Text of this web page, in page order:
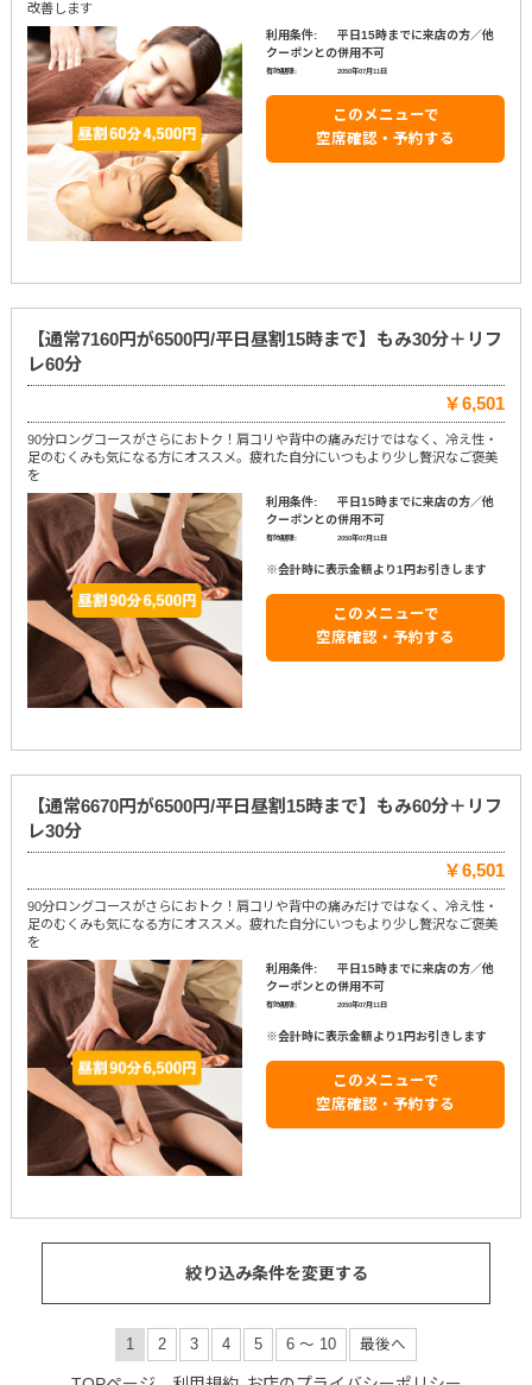
改善します
利用条件:
平日15時までに来店の方／他
クーポンとの併用不可
有効期限: 2050年07月11日
このメニューで
空席確認・予約する
【通常7160円が6500円/平日昼割15時まで】もみ30分＋リフ
レ60分
￥6,501
90分ロングコースがさらにおトク！肩コリや背中の痛みだけではなく、冷え性・
足のむくみも気になる方にオススメ。疲れた自分にいつもより少し贅沢なご褒美
を
利用条件:
平日15時までに来店の方／他
クーポンとの併用不可
有効期限: 2050年07月11日
※会計時に表示金額より1円お引きします
このメニューで
空席確認・予約する
【通常6670円が6500円/平日昼割15時まで】もみ60分＋リフ
レ30分
￥6,501
90分ロングコースがさらにおトク！肩コリや背中の痛みだけではなく、冷え性・
足のむくみも気になる方にオススメ。疲れた自分にいつもより少し贅沢なご褒美
を
利用条件:
平日15時までに来店の方／他
クーポンとの併用不可
有効期限: 2050年07月11日
※会計時に表示金額より1円お引きします
このメニューで
空席確認・予約する
絞り込み条件を変更する
1 2 3 4 5 6 ～ 10 最後へ